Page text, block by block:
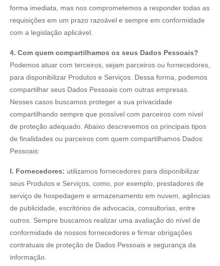
forma imediata, mas nos comprometemos a responder todas as
requisições em um prazo razoável e sempre em conformidade
com a legislação aplicável.
4. Com quem compartilhamos os seus Dados Pessoais?
Podemos atuar com terceiros, sejam parceiros ou fornecedores,
para disponibilizar Produtos e Serviços. Dessa forma, podemos
compartilhar seus Dados Pessoais com outras empresas.
Nesses casos buscamos proteger a sua privacidade
compartilhando sempre que possível com parceiros com nível
de proteção adequado. Abaixo descrevemos os principais tipos
de finalidades ou parceiros com quem compartilhamos Dados
Pessoais:
I. Fornecedores: utilizamos fornecedores para disponibilizar
seus Produtos e Serviços, como, por exemplo, prestadores de
serviço de hospedagem e armazenamento em nuvem, agências
de publicidade, escritórios de advocacia, consultorias, entre
outros. Sempre buscamos realizar uma avaliação do nível de
conformidade de nossos fornecedores e firmar obrigações
contratuais de proteção de Dados Pessoais e segurança da
informação.